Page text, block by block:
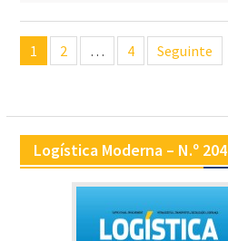
Navegação
de
1 2 … 4 Seguinte
Logística Moderna – N.º 204